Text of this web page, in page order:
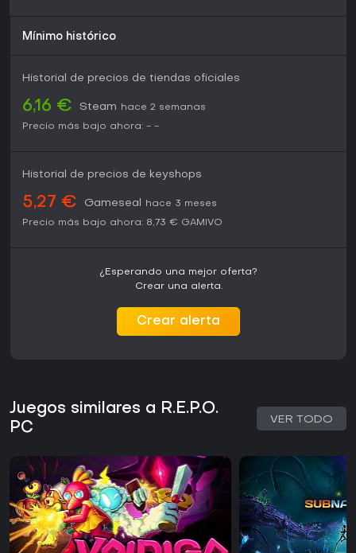
Mínimo histórico
Historial de precios de tiendas oficiales
6,16 € Steam
hace 2 semanas
Precio más bajo ahora: - -
Historial de precios de keyshops
5,27 € Gameseal
hace 3 meses
Precio más bajo ahora: 8,73 € GAMIVO
¿Esperando una mejor oferta?
Crear una alerta.
Crear alerta
Juegos similares a R.E.P.O.
PC
VER TODO